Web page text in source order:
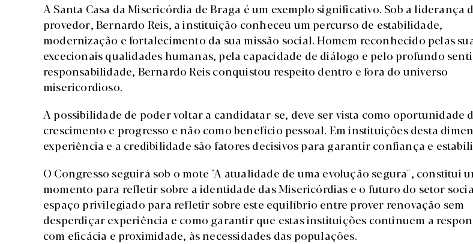
A Santa Casa da Misericórdia de Braga é um exemplo significativo. Sob a liderança
provedor, Bernardo Reis, a instituição conheceu um percurso de estabilidade,
modernização e fortalecimento da sua missão social. Homem reconhecido pelas
excecionais qualidades humanas, pela capacidade de diálogo e pelo profundo
responsabilidade, Bernardo Reis conquistou respeito dentro e fora do universo
misericordioso.
A possibilidade de poder voltar a candidatar-se, deve ser vista como oportunidade
crescimento e progresso e não como benefício pessoal. Em instituições desta
experiência e a credibilidade são fatores decisivos para garantir confiança e
O Congresso seguirá sob o mote "A atualidade de uma evolução segura", constitui
momento para refletir sobre a identidade das Misericórdias e o futuro do setor
espaço privilegiado para refletir sobre este equilíbrio entre prover renovação sem
desperdiçar experiência e como garantir que estas instituições continuem a
com eficácia e proximidade, às necessidades das populações.